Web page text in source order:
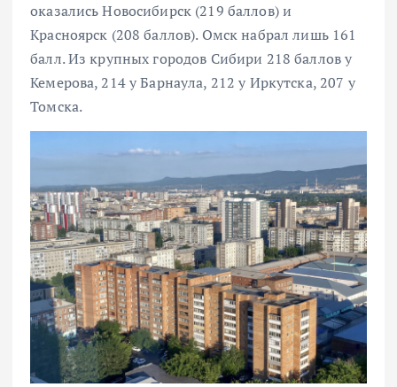
оказались Новосибирск (219 баллов) и
Красноярск (208 баллов). Омск набрал лишь 161
балл. Из крупных городов Сибири 218 баллов у
Кемерова, 214 у Барнаула, 212 у Иркутска, 207 у
Томска.